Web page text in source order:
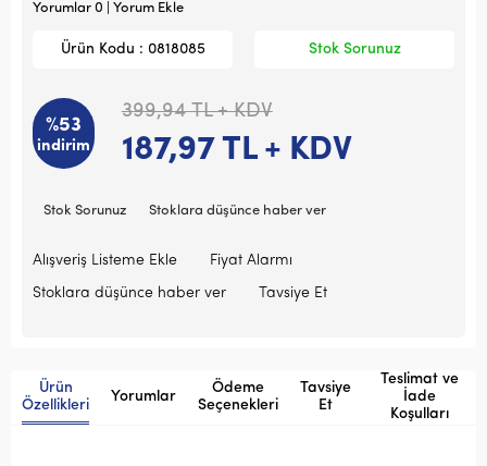
Yorumlar 0 | Yorum Ekle
Ürün Kodu : 0818085 Stok Sorunuz
%53
indirim
399,94TL + KDV
187,97TL + KDV
Stok Sorunuz Stoklara düşünce haber ver
Alışveriş Listeme Ekle
Fiyat Alarmı
Stoklara düşünce haber ver
Tavsiye Et
Ürün
Özellikleri
Yorumlar
Ödeme
Seçenekleri
Tavsiye
Et
Teslimat ve
İade
Koşulları